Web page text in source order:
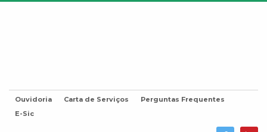
Ouvidoria Carta de Serviços
Perguntas Frequentes
E-Sic